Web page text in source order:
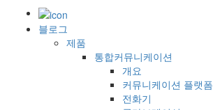
블로그
제품
통합커뮤니케이션
개요
커뮤니케이션 플랫폼
전화기